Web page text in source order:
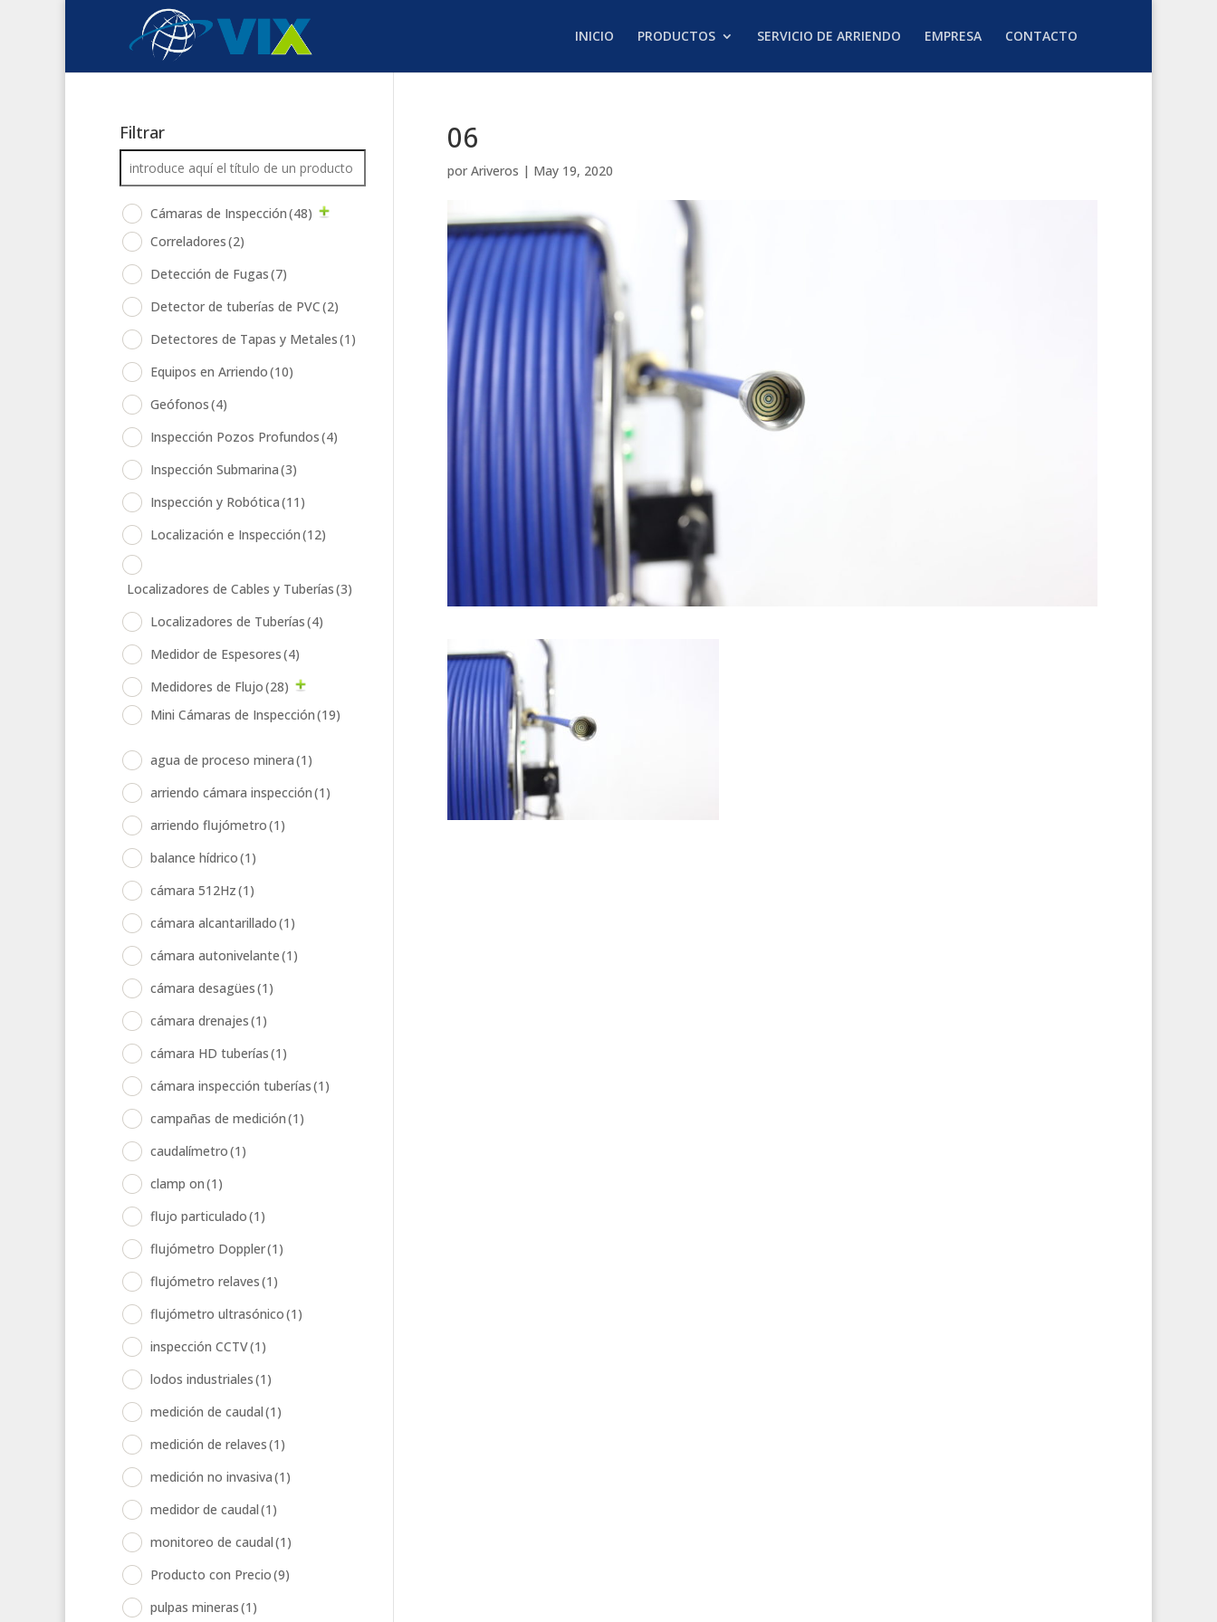
INICIO PRODUCTOS SERVICIO DE ARRIENDO EMPRESA CONTACTO
06
por Ariveros | May 19, 2020
Filtrar
Cámaras de Inspección(48)
Correladores(2)
Detección de Fugas(7)
Detector de tuberías de PVC(2)
Detectores de Tapas y Metales(1)
Equipos en Arriendo(10)
Geófonos(4)
Inspección Pozos Profundos(4)
Inspección Submarina(3)
Inspección y Robótica(11)
Localización e Inspección(12)
Localizadores de Cables y Tuberías(3)
Localizadores de Tuberías(4)
Medidor de Espesores(4)
Medidores de Flujo(28)
Mini Cámaras de Inspección(19)
agua de proceso minera(1)
arriendo cámara inspección(1)
arriendo flujómetro(1)
balance hídrico(1)
cámara 512Hz(1)
cámara alcantarillado(1)
cámara autonivelante(1)
cámara desagües(1)
cámara drenajes(1)
cámara HD tuberías(1)
cámara inspección tuberías(1)
campañas de medición(1)
caudalímetro(1)
clamp on(1)
flujo particulado(1)
flujómetro Doppler(1)
flujómetro relaves(1)
flujómetro ultrasónico(1)
inspección CCTV(1)
lodos industriales(1)
medición de caudal(1)
medición de relaves(1)
medición no invasiva(1)
medidor de caudal(1)
monitoreo de caudal(1)
Producto con Precio(9)
pulpas mineras(1)